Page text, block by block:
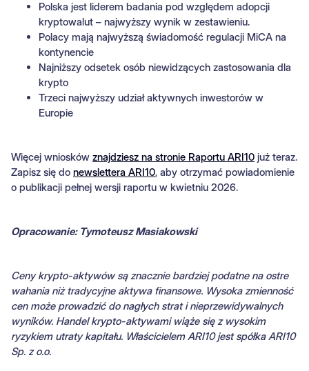
Polska jest liderem badania pod względem adopcji
kryptowalut – najwyższy wynik w zestawieniu.
Polacy mają najwyższą świadomość regulacji MiCA na
kontynencie
Najniższy odsetek osób niewidzących zastosowania dla
krypto
Trzeci najwyższy udział aktywnych inwestorów w
Europie
Więcej wniosków znajdziesz na stronie Raportu ARI10 już teraz.
Zapisz się do newslettera ARI10, aby otrzymać powiadomienie
o publikacji pełnej wersji raportu w kwietniu 2026.
Opracowanie: Tymoteusz Masiakowski
Ceny krypto-aktywów są znacznie bardziej podatne na ostre
wahania niż tradycyjne aktywa finansowe. Wysoka zmienność
cen może prowadzić do nagłych strat i nieprzewidywalnych
wyników. Handel krypto-aktywami wiąże się z wysokim
ryzykiem utraty kapitału. Właścicielem ARI10 jest spółka ARI10
Sp. z o.o.